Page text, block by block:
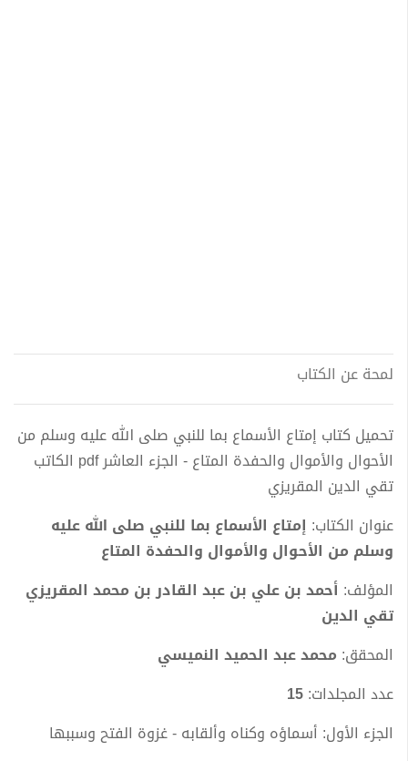
لمحة عن الكتاب
تحميل كتاب إمتاع الأسماع بما للنبي صلى الله عليه وسلم من
الأحوال والأموال والحفدة المتاع - الجزء العاشر pdf الكاتب
تقي الدين المقريزي
عنوان الكتاب: إمتاع الأسماع بما للنبي صلى الله عليه
وسلم من الأحوال والأموال والحفدة المتاع
المؤلف: أحمد بن علي بن عبد القادر بن محمد المقريزي
تقي الدين
المحقق: محمد عبد الحميد النميسي
عدد المجلدات:15
الجزء الأول: أسماؤه وكناه وألقابه - غزوة الفتح وسببها